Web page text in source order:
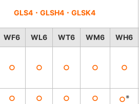
GLS4・GLSH4・GLSK4
WF6 WL6 WT6 WM6 WH6
○ ○ ○ ○ ○
○ ○ ○ ○ ○※